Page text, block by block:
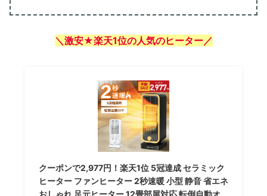
＼激安★楽天1位の人気のヒーター／
クーポンで2,977円！楽天1位 5冠達成 セラミック
ヒーター ファンヒーター 2秒速暖 小型 静音 省エネ